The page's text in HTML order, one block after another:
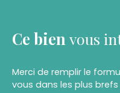
Ce bien vous
Merci de remplir le
vous dans les plus brefs